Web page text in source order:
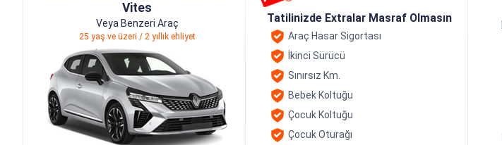
Vites
Veya Benzeri Araç
25 yaş ve üzeri / 2 yıllık ehliyet
Tatilinizde Extralar Masraf Olmasın
Araç Hasar Sigortası
İkinci Sürücü
Sınırsız Km.
Bebek Koltuğu
Çocuk Koltuğu
Çocuk Oturağı